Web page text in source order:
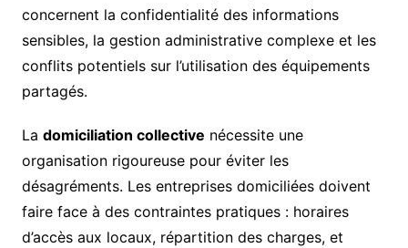
concernent la confidentialité des informations
sensibles, la gestion administrative complexe et les
conflits potentiels sur l’utilisation des équipements
partagés.
La domiciliation collective nécessite une
organisation rigoureuse pour éviter les
désagréments. Les entreprises domiciliées doivent
faire face à des contraintes pratiques : horaires
d’accès aux locaux, répartition des charges, et